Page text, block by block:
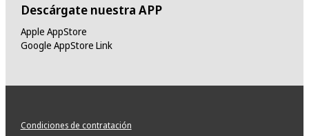
Descárgate nuestra APP
Apple AppStore
Google AppStore Link
Condiciones de contratación